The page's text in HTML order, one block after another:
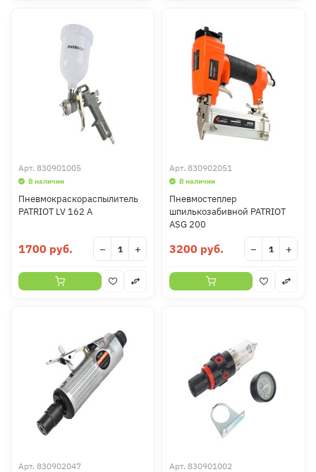
Арт. 830901005
В наличии
Пневмокраскораспылитель
PATRIOT LV 162 А
1700 руб. − +
Арт. 830902051
В наличии
Пневмостеплер
шпилькозабивной PATRIOT
ASG 200
3200 руб. − +
Арт. 830902047 Арт. 830901002